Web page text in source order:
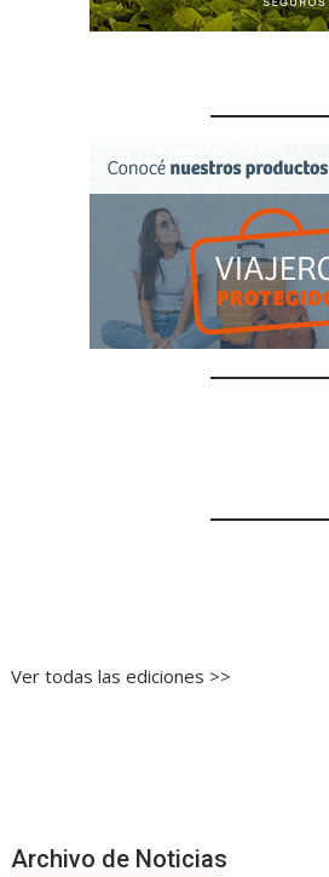
Ver todas las ediciones >>
Archivo de Noticias